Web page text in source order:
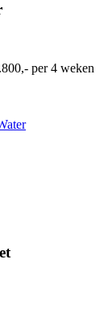
per 4 weken